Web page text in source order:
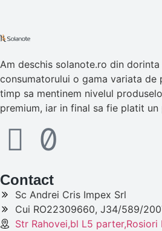
Am deschis solanote.ro din
consumatorului o gama variata de
timp sa mentinem nivelul
premium, iar in final sa fie platit
Contact
Sc Andrei Cris Impex Srl
Cui RO22309660, J34/589/
Str Rahovei,bl L5 parter,Rosiori